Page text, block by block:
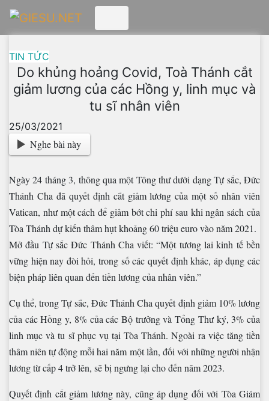
Skip
content
TIN TỨC
Do khủng hoảng Covid, Toà Thánh cắt
giảm lương của các Hồng y, linh mục và
tu sĩ nhân viên
25/03/2021
Nghe bài này
Ngày 24 tháng 3, thông qua một Tông thư dưới dạng Tự sắc, Đức
Thánh Cha đã quyết định cắt giảm lương của một số nhân viên
Vatican, như một cách để giảm bớt chi phí sau khi ngân sách của
Tòa Thánh dự kiến thâm hụt khoảng 60 triệu euro vào năm 2021.
Mở đầu Tự sắc Đức Thánh Cha viết: “Một tương lai kinh tế bền
vững hiện nay đòi hỏi, trong số các quyết định khác, áp dụng các
biện pháp liên quan đến tiền lương của nhân viên.”
Cụ thể, trong Tự sắc, Đức Thánh Cha quyết định giảm 10% lương
của các Hồng y, 8% của các Bộ trưởng và Tổng Thư ký, 3% của
linh mục và tu sĩ phục vụ tại Tòa Thánh. Ngoài ra việc tăng tiền
thâm niên tự động mỗi hai năm một lần, đối với những người nhận
lương từ cấp 4 trở lên, sẽ bị ngưng lại cho đến năm 2023.
Quyết định cắt giảm lương này, cũng áp dụng đối với Tòa Giám